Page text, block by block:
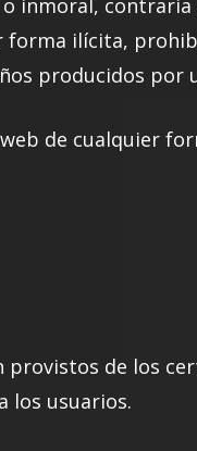
inmoral,
ilícita,
producidos
de cualquier
de los
los usuarios.